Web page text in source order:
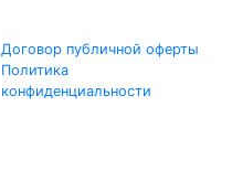
Договор публичной оферты
Политика
конфиденциальности